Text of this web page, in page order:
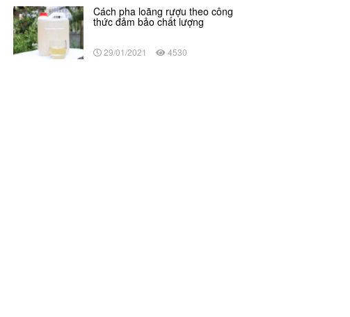
Cách pha loãng rượu theo công
thức đảm bảo chất lượng
29/01/2021 4530